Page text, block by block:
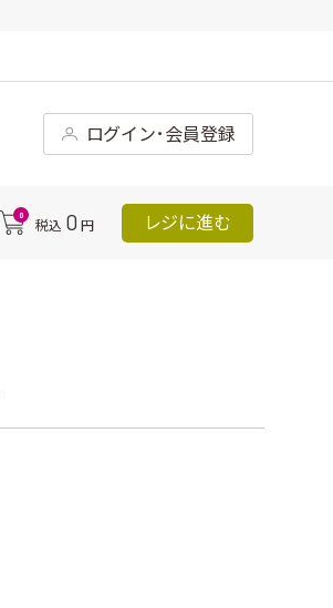
ログイン･会員登録
0
税込 0 円 レジに進む